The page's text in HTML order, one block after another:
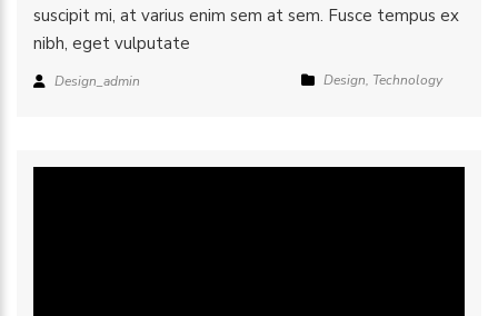
suscipit mi, at varius enim sem at sem. Fusce tempus ex
nibh, eget vulputate
Design_admin Design, Technology